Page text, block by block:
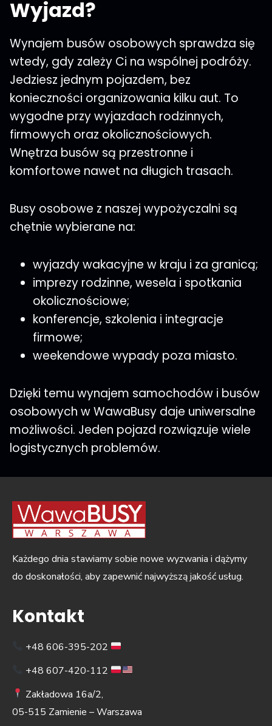
Wyjazd?
Wynajem busów osobowych sprawdza się
wtedy, gdy zależy Ci na wspólnej podróży.
Jedziesz jednym pojazdem, bez
konieczności organizowania kilku aut. To
wygodne przy wyjazdach rodzinnych,
firmowych oraz okolicznościowych.
Wnętrza busów są przestronne i
komfortowe nawet na długich trasach.
Busy osobowe z naszej wypożyczalni są
chętnie wybierane na:
wyjazdy wakacyjne w kraju i za granicą;
imprezy rodzinne, wesela i spotkania
okolicznościowe;
konferencje, szkolenia i integracje
firmowe;
weekendowe wypady poza miasto.
Dzięki temu wynajem samochodów i busów
osobowych w WawaBusy daje uniwersalne
możliwości. Jeden pojazd rozwiązuje wiele
logistycznych problemów.
Każdego dnia stawiamy sobie nowe wyzwania i dążymy
do doskonałości, aby zapewnić najwyższą jakość usług.
Kontakt
+48 606-395-202
+48 607-420-112
Zakładowa 16a/2,
05-515 Zamienie – Warszawa